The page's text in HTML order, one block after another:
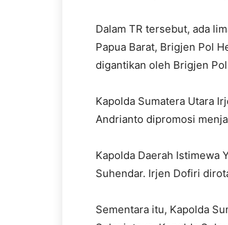
Dalam TR tersebut, ada
Papua Barat, Brigjen Pol
digantikan oleh Brigjen
Kapolda Sumatera Utara
Andrianto dipromosi
Kapolda Daerah Istimewa
Suhendar. Irjen Dofiri
Sementara itu, Kapolda